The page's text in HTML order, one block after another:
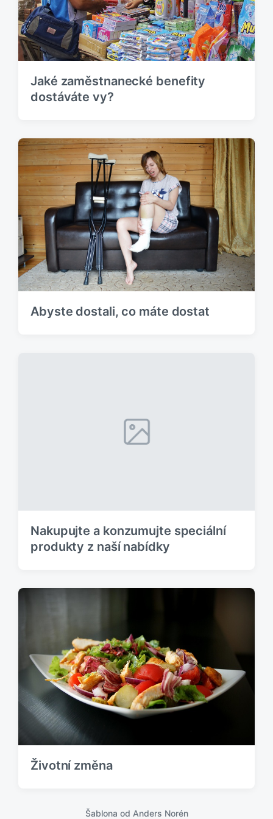
ě
v
e
k
:
Jaké zaměstnanecké benefity
dostáváte vy?
Abyste dostali, co máte dostat
Nakupujte a konzumujte speciální
produkty z naší nabídky
Životní změna
Šablona od Anders Norén